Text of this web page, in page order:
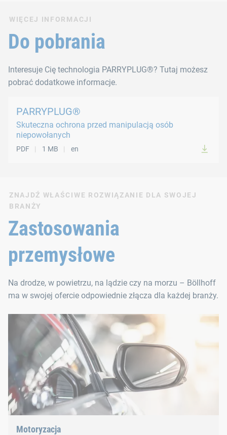
WIĘCEJ INFORMACJI
Do pobrania
Interesuje Cię technologia PARRYPLUG®? Tutaj możesz
pobrać dodatkowe informacje.
PARRYPLUG®
Skuteczna ochrona przed manipulacją osób
niepowołanych
PDF 1 MB en
ZNAJDŹ WŁAŚCIWE ROZWIĄZANIE DLA SWOJEJ
BRANŻY
Zastosowania
przemysłowe
Na drodze, w powietrzu, na lądzie czy na morzu – Böllhoff
ma w swojej ofercie odpowiednie złącza dla każdej branży.
Motoryzacja